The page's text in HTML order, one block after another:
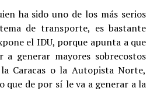
ha sido uno de los más serios
de transporte, es bastante
el IDU, porque apunta a que
a generar mayores sobrecostos
Caracas o la Autopista Norte,
que de por sí le va a generar a la